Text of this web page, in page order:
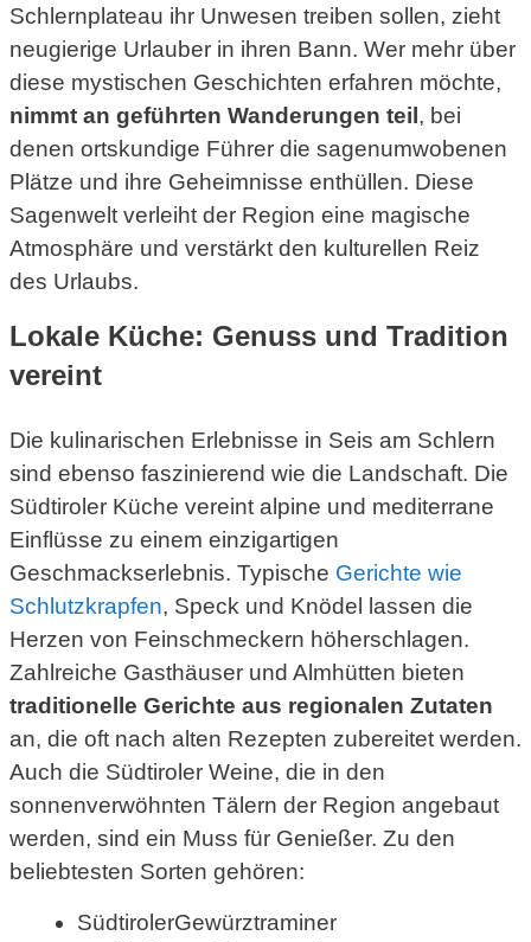
Schlernplateau ihr Unwesen treiben sollen, zieht
neugierige Urlauber in ihren Bann. Wer mehr über
diese mystischen Geschichten erfahren möchte,
nimmt an geführten Wanderungen teil, bei
denen ortskundige Führer die sagenumwobenen
Plätze und ihre Geheimnisse enthüllen. Diese
Sagenwelt verleiht der Region eine magische
Atmosphäre und verstärkt den kulturellen Reiz
des Urlaubs.
Lokale Küche: Genuss und Tradition
vereint
Die kulinarischen Erlebnisse in Seis am Schlern
sind ebenso faszinierend wie die Landschaft. Die
Südtiroler Küche vereint alpine und mediterrane
Einflüsse zu einem einzigartigen
Geschmackserlebnis. Typische Gerichte wie
Schlutzkrapfen, Speck und Knödel lassen die
Herzen von Feinschmeckern höherschlagen.
Zahlreiche Gasthäuser und Almhütten bieten
traditionelle Gerichte aus regionalen Zutaten
an, die oft nach alten Rezepten zubereitet werden.
Auch die Südtiroler Weine, die in den
sonnenverwöhnten Tälern der Region angebaut
werden, sind ein Muss für Genießer. Zu den
beliebtesten Sorten gehören:
SüdtirolerGewürztraminer